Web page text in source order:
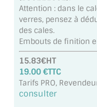
VERRE SUR MESURE
VERRE EXTRACLAIR
VERRE TREMPÉ
PAROI DE DOUCHE
Attention : dans le
verres, pensez à
des cales.
Embouts de finition
15.83€HT
19.00 €TTC
Tarifs PRO,
consulter